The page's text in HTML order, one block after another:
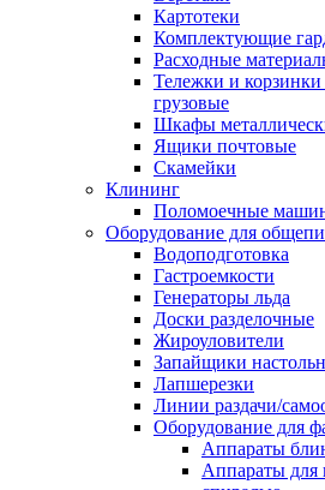
Картотеки
Комплектующие
Расходные
Тележки и корзинки
грузовые
Шкафы
Ящики почтовые
Скамейки
Клининг
Поломоечные
Оборудование для
Водоподготовка
Гастроемкости
Генераторы льда
Доски разделочные
Жироуловители
Запайщики
Лапшерезки
Линии раздачи/
Оборудование для
Аппараты
Аппараты для